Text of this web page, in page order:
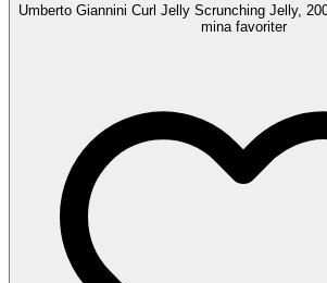
Umberto Giannini Curl Jelly Scrunching Jelly,
mina favoriter